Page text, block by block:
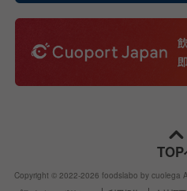
Copyright © 2022-2026 foodslabo by cuolega